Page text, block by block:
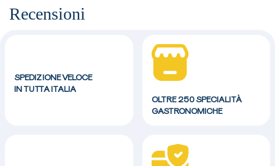
Recensioni
SPEDIZIONE VELOCE
IN TUTTA ITALIA
OLTRE 250 SPECIALITÀ
GASTRONOMICHE